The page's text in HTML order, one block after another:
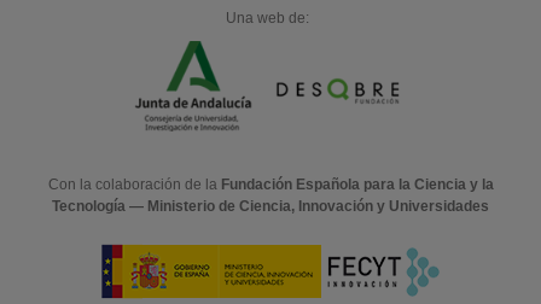
Una web de:
Con la colaboración de la Fundación Española para la Ciencia y la
Tecnología — Ministerio de Ciencia, Innovación y Universidades